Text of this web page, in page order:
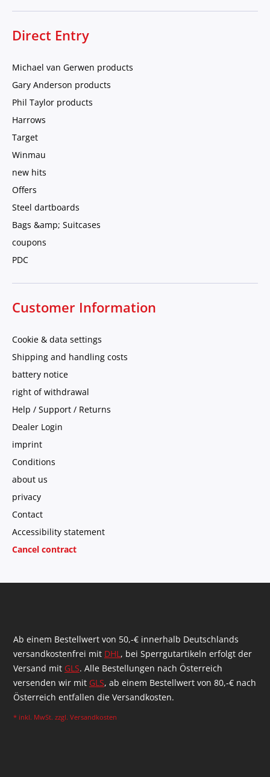
Direct Entry
Michael van Gerwen products
Gary Anderson products
Phil Taylor products
Harrows
Target
Winmau
new hits
Offers
Steel dartboards
Bags &amp; Suitcases
coupons
PDC
Customer Information
Cookie & data settings
Shipping and handling costs
battery notice
right of withdrawal
Help / Support / Returns
Dealer Login
imprint
Conditions
about us
privacy
Contact
Accessibility statement
Cancel contract
Ab einem Bestellwert von 50,-€ innerhalb Deutschlands
versandkostenfrei mit DHL, bei Sperrgutartikeln erfolgt der
Versand mit GLS. Alle Bestellungen nach Österreich
versenden wir mit GLS, ab einem Bestellwert von 80,-€ nach
Österreich entfallen die Versandkosten.
* inkl. MwSt. zzgl. Versandkosten